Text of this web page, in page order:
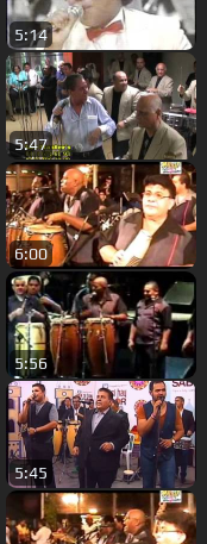
5:14
5:47
6:00
5:56
5:45